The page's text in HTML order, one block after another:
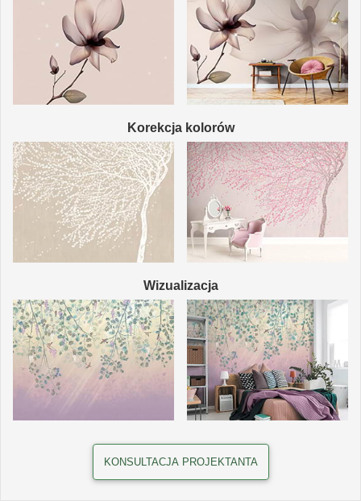
Korekcja kolorów
Wizualizacja
KONSULTACJA PROJEKTANTA